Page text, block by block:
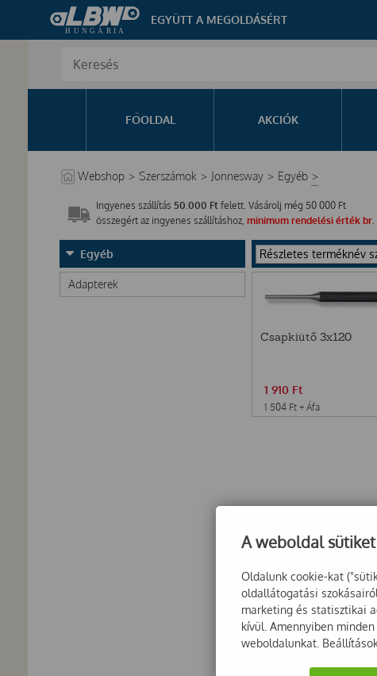
EGYÜTT A MEGOLDÁSÉRT
FŐOLDAL AKCIÓK
Webshop > Szerszámok > Jonnesway > Egyéb >
Ingyenes szállítás 50.000 Ft felett. Vásárolj még 50 000 Ft
összegért az ingyenes szállításhoz, minimum rendelési érték br.
Egyéb
Adapterek
Csapkiütő 3x120
1 910 Ft
1 504 Ft + Áfa
A weboldal
Oldalunk cookie-kat
oldallátogatási
marketing és statisztikai
kívül. Amennyiben
weboldalunkat.